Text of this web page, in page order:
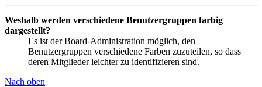
Weshalb werden verschiedene Benutzergruppen farbig
dargestellt?
Es ist der Board-Administration möglich, den
Benutzergruppen verschiedene Farben zuzuteilen, so dass
deren Mitglieder leichter zu identifizieren sind.
Nach oben